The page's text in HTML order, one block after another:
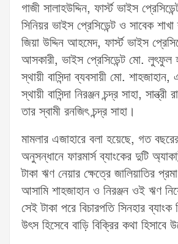
গাজী সালাহউদ্দিন, ফার্স্ট ভাইস
সিনিয়র ভাইস প্রেসিডেন্ট ও সাবেক
জিয়া উদ্দিন আহমেদ, ফার্স্ট ভাইস
আসকারী, ভাইস প্রেসিডেন্ট মো. লুৎফুল
স্থায়ী বাসিন্দা ব্যবসায়ী মো.
স্থায়ী বাসিন্দা নিরঞ্জন চন্দ্র সাহা,
তার স্বামী রনজিৎ চন্দ্র সাহা।
মামলার এজাহারে বলা হয়েছে, গত
অনুসন্ধানে ফারমার্স ব্যাংকের দুটি
টাকা ঋণ নেয়ার ক্ষেত্রে জালিয়াতির
আসামি শাহজাহান ও নিরঞ্জন ওই ঋণ
সেই টাকা পরে বিচারপতি সিনহার ব্যাংক
উৎস হিসেবে বাড়ি বিক্রির কথা